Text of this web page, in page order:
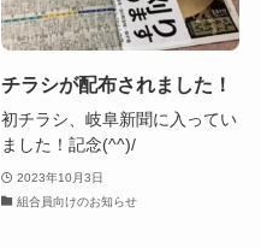
チラシが配布されました！
初チラシ、岐阜新聞に入ってい
ました！記念(^^)/
2023年10月3日
組合員向けのお知らせ